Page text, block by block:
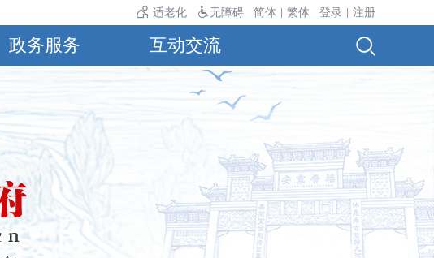
，最低气温24℃。 适老化 无障碍 简体 繁体 登录 注册
政务服务 互动交流